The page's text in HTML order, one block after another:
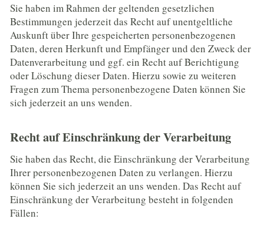
Sie haben im Rahmen der geltenden gesetzlichen
Bestimmungen jederzeit das Recht auf unentgeltliche
Auskunft über Ihre gespeicherten personenbezogenen
Daten, deren Herkunft und Empfänger und den Zweck der
Datenverarbeitung und ggf. ein Recht auf Berichtigung
oder Löschung dieser Daten. Hierzu sowie zu weiteren
Fragen zum Thema personenbezogene Daten können Sie
sich jederzeit an uns wenden.
Recht auf Einschränkung der Verarbeitung
Sie haben das Recht, die Einschränkung der Verarbeitung
Ihrer personenbezogenen Daten zu verlangen. Hierzu
können Sie sich jederzeit an uns wenden. Das Recht auf
Einschränkung der Verarbeitung besteht in folgenden
Fällen: